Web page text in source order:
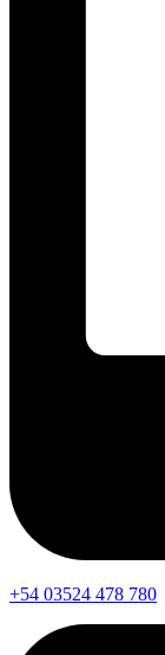
+54 03524 478 780​